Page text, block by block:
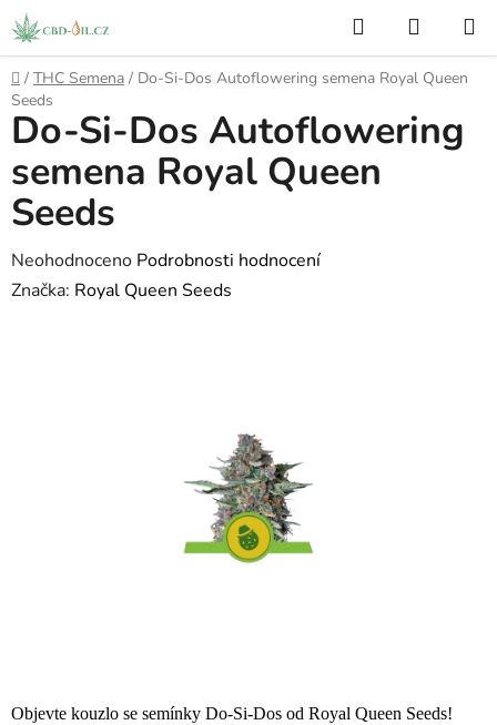
Přejít
na
obsah
Hledat
KOŠÍK
Domů
/ THC Semena / Do-Si-Dos Autoflowering semena Royal Queen
Seeds
Objevte kouzlo se semínky Do-Si-Dos od Royal Queen Seeds!
Do-Si-Dos Autoflowering
semena Royal Queen
Seeds
Průměrné
hodnocení
Neohodnoceno Podrobnosti hodnocení
Značka: Royal Queen Seeds